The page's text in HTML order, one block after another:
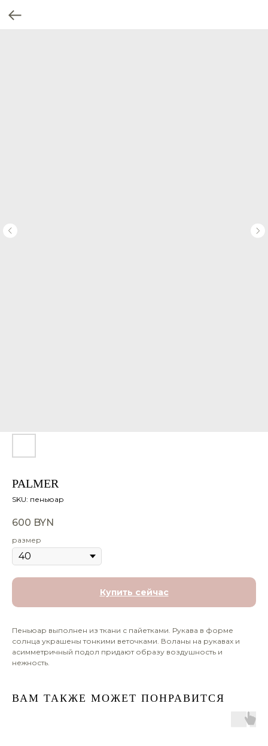
PALMER
SKU: пеньюар
600 BYN
размер
Купить сейчас
Пеньюар выполнен из ткани с пайетками. Рукава в форме
солнца украшены тонкими веточками. Воланы на рукавах и
асимметричный подол придают образу воздушность и
нежность.
ВАМ ТАКЖЕ МОЖЕТ ПОНРАВИТСЯ